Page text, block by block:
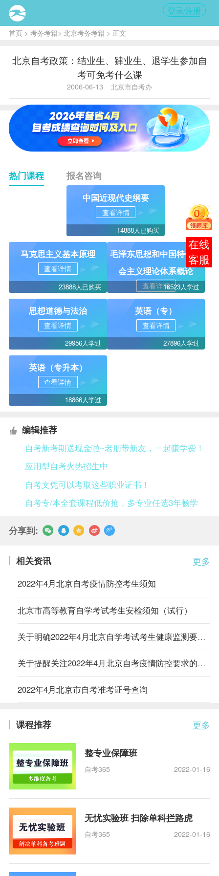
登录/注册
首页> 考务考籍> 北京考务考籍 > 正文
北京自考政策：结业生、肄业生、退学生参加自
考可免考什么课
2006-06-13 北京市自考办
热门课程 报名咨询
中国近现代史纲要
查看详情
14888人已购买
马克思主义基本原理
查看详情
23888人已购买
毛泽东思想和中国特色社
会主义理论体系概论
查看详情16523人学过
思想道德与法治
查看详情
29956人学过
英语（专）
查看详情
27896人学过
英语（专升本）
查看详情
18866人学过
编辑推荐
自考新考期送现金啦~老朋带新友，一起赚学费！
应用型自考火热招生中
自考文凭可以考取这些职业证书！
自考专/本全套课程低价抢，多专业任选3年畅学
分享到:
更多
相关资讯
2022年4月北京自考疫情防控考生须知
北京市高等教育自学考试考生安检须知（试行）
关于明确2022年4月北京自学考试考生健康监测要求的通知
关于提醒关注2022年4月北京自考疫情防控要求的通知
2022年4月北京市自考准考证号查询
更多
课程推荐
整专业保障班
自考365 2022-01-16
无忧实验班 扫除单科拦路虎
自考365 2022-01-16
在线
客服